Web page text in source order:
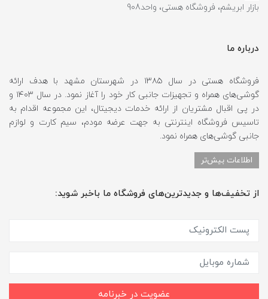
بازار ابریشم، فروشگاه هستی، واحد908
درباره ما
فروشگاه هستی در سال ۱۳۸۵ در شهرستان مشهد با هدف ارائه
گوشی‌های همراه و تجهیزات جانبی کار خود را آغاز نمود. در سال ۱۴۰۳ و
در پی اقبال مشتریان از ارائه خدمات دیجیتال، این مجموعه اقدام به
تاسیس فروشگاه اینترنتی به جهت عرضه مودم، سیم کارت و لوازم
جانبی گوشی‌های همراه نمود.
اطلاعات بیش‌تر
از تخفیف‌ها و جدیدترین‌های فروشگاه ما باخبر شوید:
عضویت در خبرنامه